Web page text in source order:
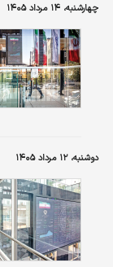
چهارشنبه، ۱۴ مرداد ۱۴۰۵
دوشنبه، ۱۲ مرداد ۱۴۰۵